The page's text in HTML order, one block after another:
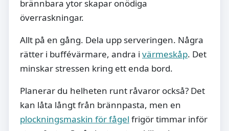
brännbara ytor skapar onödiga
överraskningar.
Allt på en gång. Dela upp serveringen. Några
rätter i buffévärmare, andra i värmeskåp. Det
minskar stressen kring ett enda bord.
Planerar du helheten runt råvaror också? Det
kan låta långt från brännpasta, men en
plockningsmaskin för fågel frigör timmar inför